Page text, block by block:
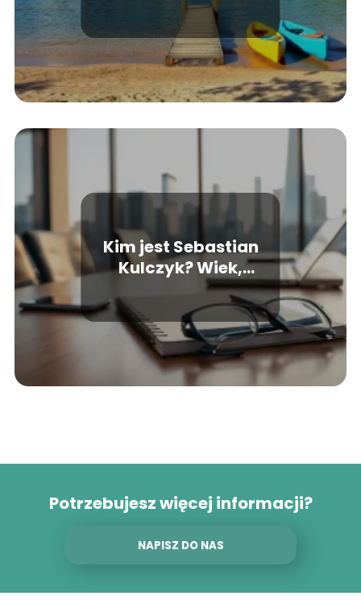
dojazd
Kim jest Sebastian
Kulczyk? Wiek,
majątek, życie
prywatne
Potrzebujesz więcej informacji?
NAPISZ DO NAS